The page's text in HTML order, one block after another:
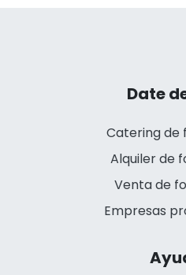
Date
Catering de
Alquiler de
Venta de
Empresas